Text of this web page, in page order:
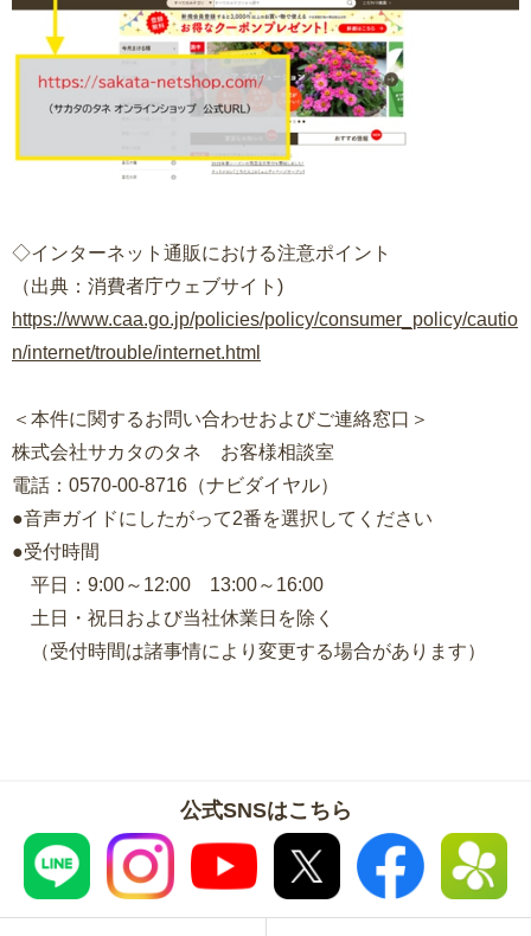
◇インターネット通販における注意ポイント
（出典：消費者庁ウェブサイト)
https://www.caa.go.jp/policies/policy/consumer_policy/cautio
n/internet/trouble/internet.html
＜本件に関するお問い合わせおよびご連絡窓口＞
株式会社サカタのタネ お客様相談室
電話：0570-00-8716（ナビダイヤル）
●音声ガイドにしたがって2番を選択してください
●受付時間
平日：9:00～12:00 13:00～16:00
土日・祝日および当社休業日を除く
（受付時間は諸事情により変更する場合があります）
公式SNSはこちら